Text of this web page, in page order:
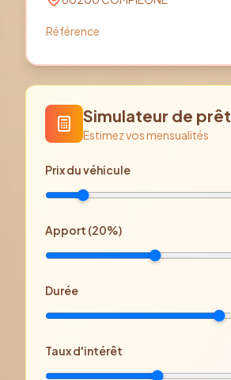
Référence
Simulateur de prêt
Estimez vos mensualités
Prixdu véhicule
Apport (20%)
Durée
Taux d'intérêt